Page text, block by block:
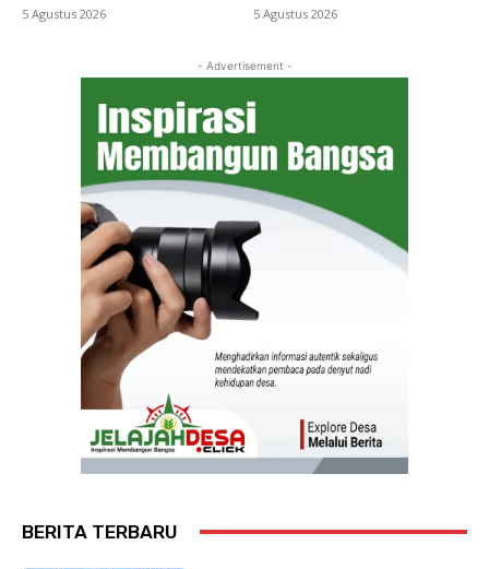
5 Agustus 2026
5 Agustus 2026
- Advertisement -
BERITA TERBARU